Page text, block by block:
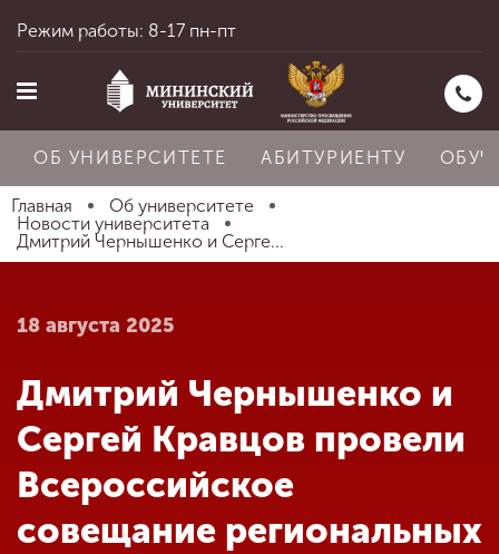
Главная
Абитуриенту
Обучение
Режим работы: 8-17 пн-пт
ОБ УНИВЕРСИТЕТЕ АБИТУРИЕНТУ
Главная
Об университете
Новости университета
Дмитрий Чернышенко и Серге...
18 августа 2025
Дмитрий Чернышенко и
Сергей Кравцов провели
Всероссийское
совещание региональных